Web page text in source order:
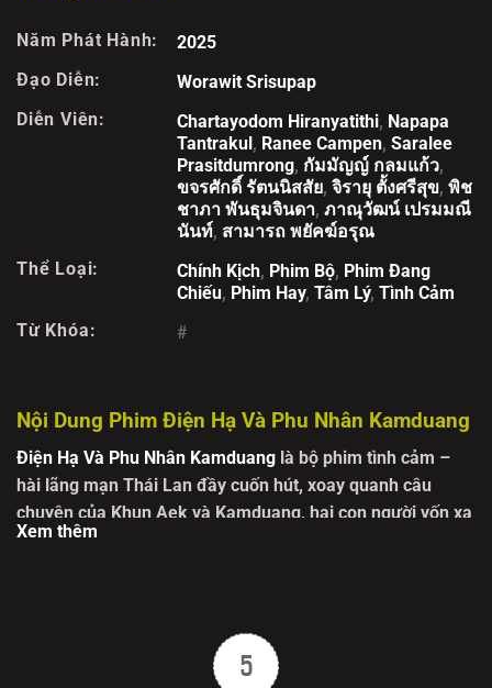
Năm Phát Hành:
2025
Đạo Diễn:
Worawit Srisupap
Diễn Viên:
Chartayodom Hiranyatithi, Napapa
Tantrakul, Ranee Campen, Saralee
Prasitdumrong, กัมมัญญ์ กลมแก้ว,
ขจรศักดิ์ รัตนนิสสัย, จิรายุ ตั้งศรีสุข, พิช
ชาภา พันธุมจินดา, ภาณุวัฒน์ เปรมมณี
นันท์, สามารถ พยัคฆ์อรุณ
Thể Loại:
Chính Kịch, Phim Bộ, Phim Đang
Chiếu, Phim Hay, Tâm Lý, Tình Cảm
Từ Khóa:
#
Nội Dung Phim Điện Hạ Và Phu Nhân Kamduang
Điện Hạ Và Phu Nhân Kamduang là bộ phim tình cảm –
hài lãng mạn Thái Lan đầy cuốn hút, xoay quanh câu
chuyện của Khun Aek và Kamduang, hai con người vốn xa
lạ nhưng lại bị ràng buộc bởi một cuộc hôn nhân giả tạo.
liên tiếp xảy ra, đưa khán giả đi từ bất ngờ này đến bất
phim Điện Hạ Và Phu Nhân Kamduang
Xem thêm
5